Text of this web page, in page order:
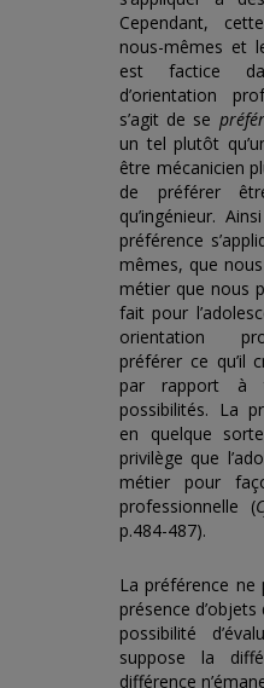
Cependant,
nous-mêmes et
est factice
d’orientation
s’agit de se
un tel plutôt
être mécanicien
de préférer
qu’ingénieur.
préférence
mêmes, que
métier que nous
fait pour
orientation
préférer ce qu’il
par rapport à
possibilités. La
en quelque
privilège que
métier pour
professionnelle (
p.484-487).
La préférence ne
présence d’objets
possibilité
suppose la
différence